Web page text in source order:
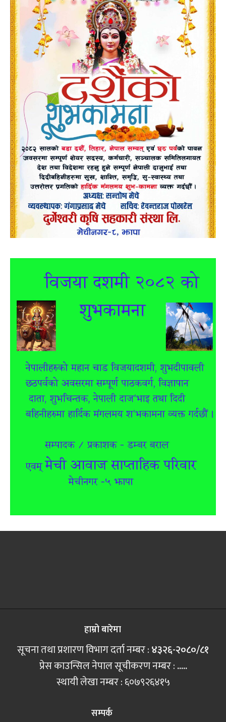
हाम्रो बारेमा
सूचना तथा प्रशारण विभाग दर्ता नम्बर :४३२६-२०८०/८१
प्रेस काउन्सिल नेपाल सूचीकरण नम्बर :.....
स्थायी लेखा नम्बर : ६०७९२६४१५
सम्पर्क